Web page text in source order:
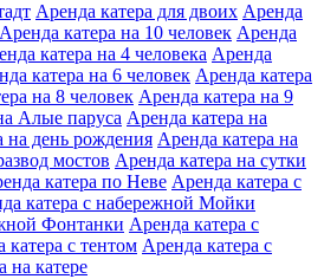
Аренда катера для двоих Аренда
Аренда катера на 10 человек Аренда
катера на 4 человека Аренда
катера на 6 человек Аренда катера
на 8 человек Аренда катера на 9
Алые паруса Аренда катера на
на день рождения Аренда катера на
мостов Аренда катера на сутки
катера по Неве Аренда катера с
катера с набережной Мойки
Фонтанки Аренда катера с
катера с тентом Аренда катера с
на катере